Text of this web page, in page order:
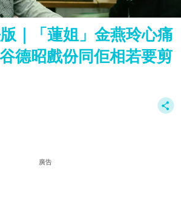
｜「蓮姐」金燕玲心痛
德昭戲份同佢相若要剪
廣告